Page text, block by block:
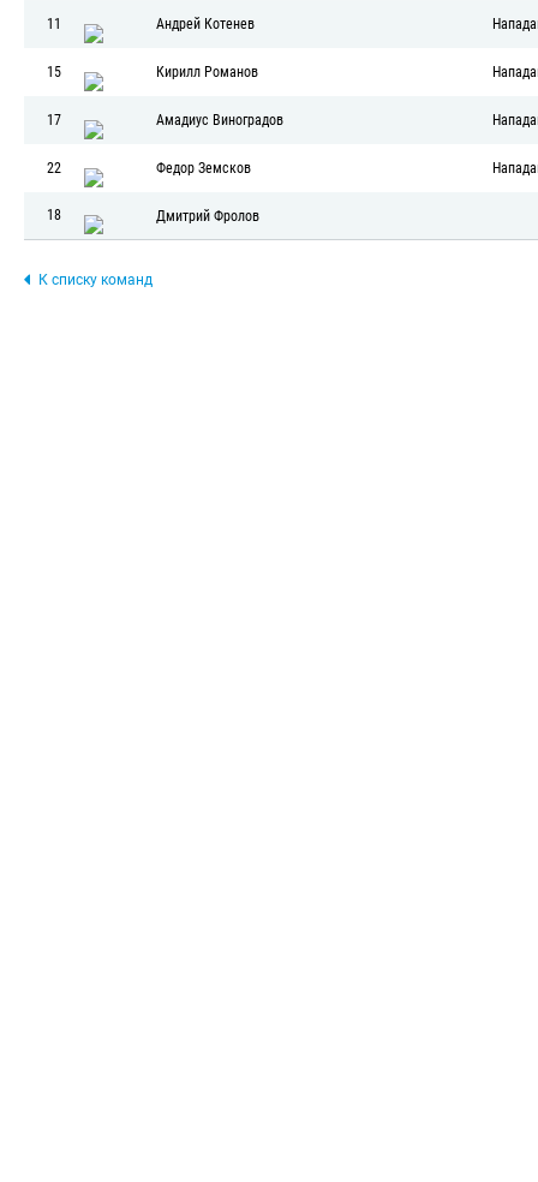
11 Андрей Котенев
15 Кирилл Романов
17 Амадиус Виноградов
22 Федор Земсков
18 Дмитрий Фролов
К списку команд